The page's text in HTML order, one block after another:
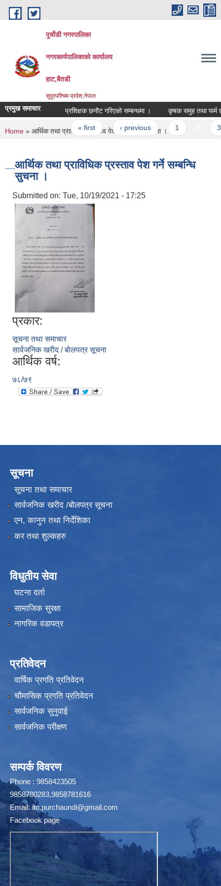
Skip to main content
पुर्चौडी नगरपालिका
नगरकार्यपालिकाकाे कार्यालय
हाट,बैतडी
सुदुरपश्चिम प्रदेश,नेपाल
प्रमुख समाचार प्रशिक्षक छनौट गरिएको सम्बन्धमा । कृषक समुह तथा फर्म
Pages
« first ‹ previous
You are here
Home » आर्थिक तथा प्राविधिक प्रस्ताव पेश गर्ने सम्बन्धि सुचना ।
आर्थिक तथा प्राविधिक प्रस्ताव पेश गर्ने सम्बन्धि
सुचना ।
Submitted on: Tue, 10/19/2021 - 17:25
प्रकार:
सूचना तथा समाचार
सार्वजनिक खरीद / बोलपत्र सूचना
आर्थिक वर्ष:
७८/७९
सूचना
सूचना तथा समाचार
सार्वजनिक खरीद /बोलपत्र सूचना
एन, कानुन तथा निर्देशिका
कर तथा शुल्कहरु
विधुतीय सेवा
घटना दर्ता
सामाजिक सुरक्षा
नागरिक वडापत्र
प्रतिवेदन
वार्षिक प्रगति प्रतिवेदन
चौमासिक प्रगति प्रतिवेदन
सार्वजनिक सुनुवाई
सार्वजनिक परीक्षण
सम्पर्क विवरण
Phone : 9858423505
9858780283,9858781616
Email:ito.purchaundi@gmail.com
Facebook page